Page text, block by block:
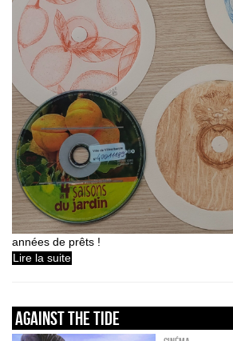
années de prêts !
Lire la suite
AGAINST THE TIDE